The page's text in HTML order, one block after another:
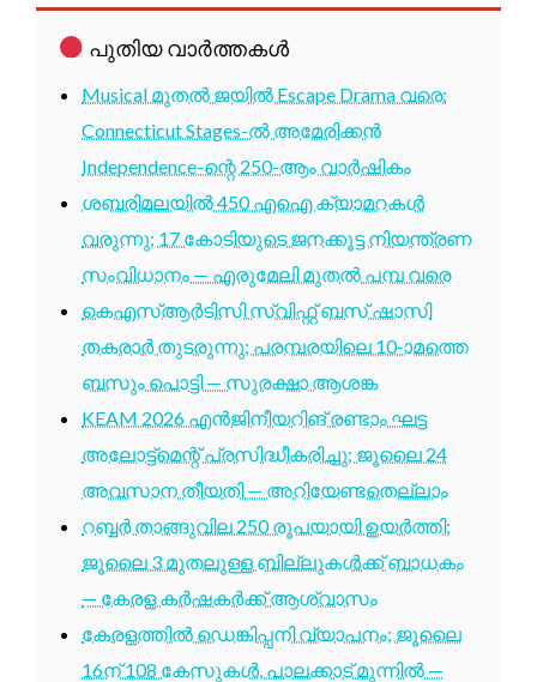
പുതിയ വാർത്തകൾ
Musical മുതൽ ജയിൽ Escape Drama വരെ:
Connecticut Stages-ൽ അമേരിക്കൻ
Independence-ന്റെ 250-ആം വാർഷികം
ശബരിമലയിൽ 450 എഐ ക്യാമറകൾ
വരുന്നു; 17 കോടിയുടെ ജനക്കൂട്ട നിയന്ത്രണ
സംവിധാനം — എരുമേലി മുതൽ പമ്പ വരെ
കെഎസ്ആർടിസി സ്വിഫ്റ്റ് ബസ് ഷാസി
തകരാർ തുടരുന്നു; പരമ്പരയിലെ 10-ാമത്തെ
ബസും പൊട്ടി — സുരക്ഷാ ആശങ്ക
KEAM 2026 എൻജിനീയറിങ് രണ്ടാം ഘട്ട
അലോട്ട്മെന്റ് പ്രസിദ്ധീകരിച്ചു; ജൂലൈ 24
അവസാന തീയതി — അറിയേണ്ടതെല്ലാം
റബ്ബർ താങ്ങുവില 250 രൂപയായി ഉയർത്തി;
ജൂലൈ 3 മുതലുള്ള ബില്ലുകൾക്ക് ബാധകം
— കേരള കർഷകർക്ക് ആശ്വാസം
കേരളത്തിൽ ഡെങ്കിപ്പനി വ്യാപനം; ജൂലൈ
16ന് 108 കേസുകൾ, പാലക്കാട് മുന്നിൽ —